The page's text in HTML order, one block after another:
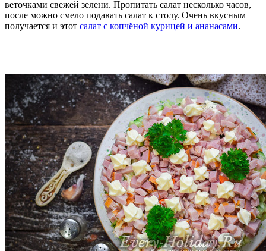
веточками свежей зелени. Пропитать салат несколько часов,
после можно смело подавать салат к столу. Очень вкусным
получается и этот салат с копчёной курицей и ананасами.